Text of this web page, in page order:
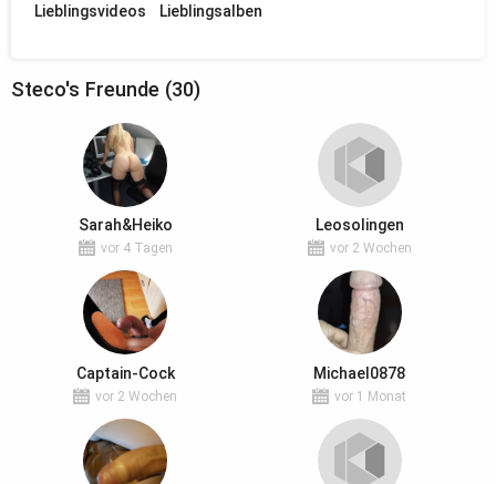
Lieblingsvideos Lieblingsalben
Steco's Freunde (30)
Sarah&Heiko
vor 4 Tagen
Leosolingen
vor 2 Wochen
Captain-Cock
vor 2 Wochen
Michael0878
vor 1 Monat